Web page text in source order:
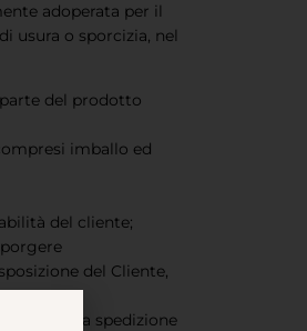
adoperata per il
usura o sporcizia, nel
del prodotto
imballo ed
del cliente;
del Cliente,
della spedizione